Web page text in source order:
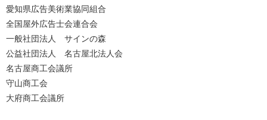
愛知県広告美術業協同組合
全国屋外広告士会連合会
一般社団法人 サインの森
公益社団法人 名古屋北法人会
名古屋商工会議所
守山商工会
大府商工会議所